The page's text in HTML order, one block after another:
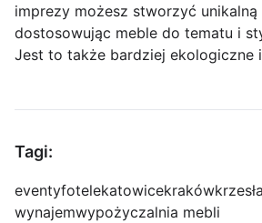
imprezy możesz stworzyć unikalną
dostosowując meble do tematu i
Jest to także bardziej ekologiczne i
Tagi:
eventyfotelekatowicekrakówkrzesła
wynajemwypożyczalnia mebli